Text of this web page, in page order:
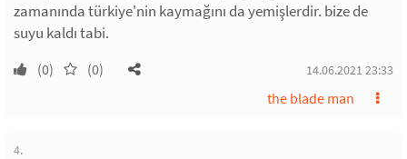
zamanında türkiye'nin kaymağını da yemişlerdir. bize de
suyu kaldı tabi.
(0) (0) 14.06.2021 23:33
the blade man
4.